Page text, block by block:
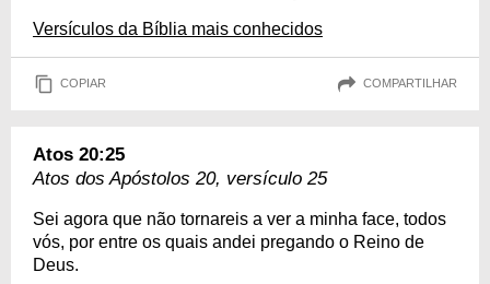
Versículos da Bíblia mais conhecidos
COPIAR COMPARTILHAR
Atos 20:25
Atos dos Apóstolos 20, versículo 25
Sei agora que não tornareis a ver a minha face, todos
vós, por entre os quais andei pregando o Reino de
Deus.